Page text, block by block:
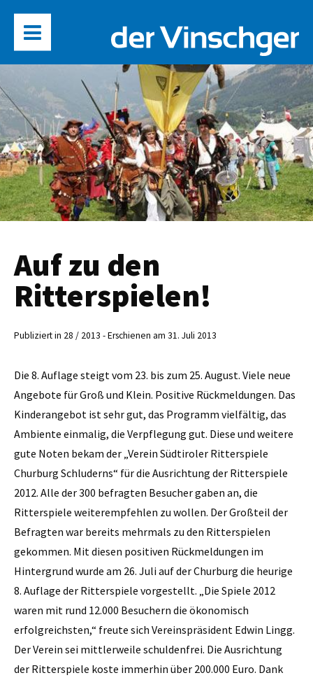
Auf zu den
Ritterspielen!
Publiziert in 28 / 2013 - Erschienen am 31. Juli 2013
Die 8. Auflage steigt vom 23. bis zum 25. August. Viele neue
Angebote für Groß und Klein. Positive Rückmeldungen. Das
Kinderangebot ist sehr gut, das Programm vielfältig, das
Ambiente einmalig, die Verpflegung gut. Diese und weitere
gute Noten bekam der „Verein Südtiroler Ritterspiele
Churburg Schluderns“ für die Ausrichtung der Ritterspiele
2012. Alle der 300 befragten Besucher gaben an, die
Ritterspiele weiterempfehlen zu wollen. Der Großteil der
Befragten war bereits mehrmals zu den Ritterspielen
gekommen. Mit diesen positiven Rückmeldungen im
Hintergrund wurde am 26. Juli auf der Churburg die heurige
8. Auflage der Ritterspiele vorgestellt. „Die Spiele 2012
waren mit rund 12.000 Besuchern die ökonomisch
erfolgreichsten,“ freute sich Vereinspräsident Edwin Lingg.
Der Verein sei mittlerweile schuldenfrei. Die Ausrichtung
der Ritterspiele koste immerhin über 200.000 Euro. Dank